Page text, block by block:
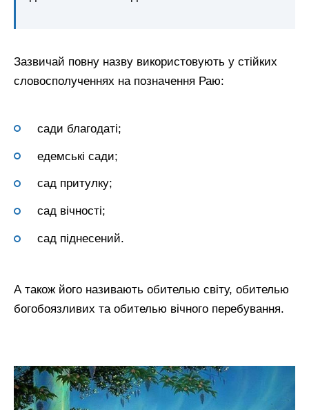
Зазвичай повну назву використовують у стійких
словосполученнях на позначення Раю:
сади благодаті;
едемські сади;
сад притулку;
сад вічності;
сад піднесений.
А також його називають обителью світу, обителью
богобоязливих та обителью вічного перебування.